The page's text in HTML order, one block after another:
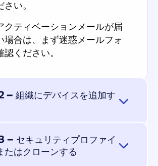
い。
クティベーションメールが届
場合は、まず迷惑メールフォ
ください。
— 組織にデバイスを追加す
ンピュータおよびサーバー 、
サーバー 、 モバイルデバイス
— セキュリティプロファイ
たはクローンする